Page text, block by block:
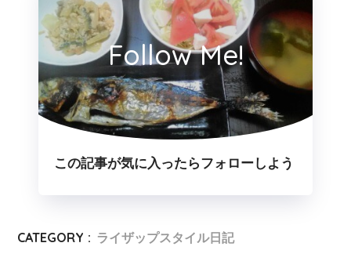
Follow Me!
この記事が気に入ったらフォローしよう
CATEGORY : ライザップスタイル日記